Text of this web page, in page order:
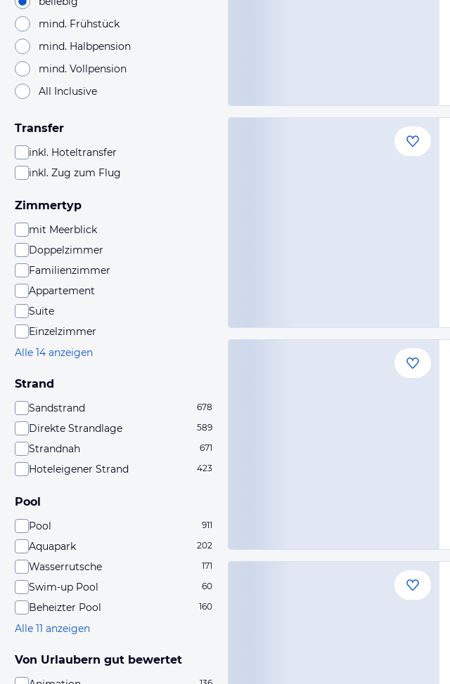
mind. Frühstück
mind. Halbpension
mind. Vollpension
All Inclusive
Transfer
inkl. Hoteltransfer
inkl. Zug zum Flug
Zimmertyp
mit Meerblick
Doppelzimmer
Familienzimmer
Appartement
Suite
Einzelzimmer
Alle 14 anzeigen
Strand
Sandstrand 678
Direkte Strandlage 589
Strandnah 671
Hoteleigener Strand 423
Pool
Pool 911
Aquapark 202
Wasserrutsche 171
Swim-up Pool 60
Beheizter Pool 160
Alle 11 anzeigen
Von Urlaubern gut bewertet